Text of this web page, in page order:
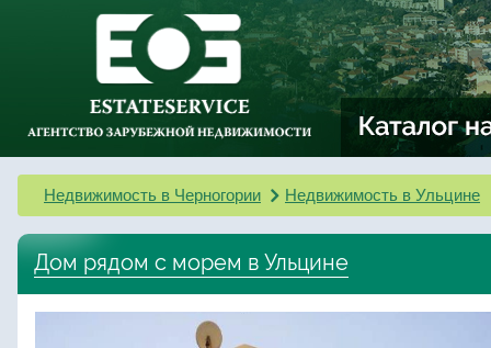
Недвижимость в Черногории Недвижимость в Ульцине
Дом рядом с морем в Ульцине